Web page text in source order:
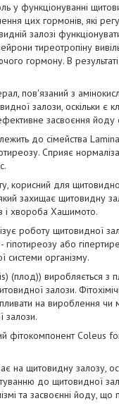
у функціонуванні
цих гормонів, які
залозі
тиреотропіну
гормону. В
пов'язаний з
залози, оскільки є
засвоєння йоду
до сімейства
Сприяє
для щитовидної
захищає щитовидну
і хвороба Хашимото.
роботу щитовидної
або
системи організму.
виробляється з
залози.
на вироблення чи
залози.
Coleus
на щитовидну залозу,
до щитовидної
та засвоєнні йоду,